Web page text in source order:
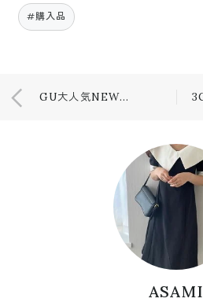
#購入品
GU大人気NEWスウェット❤️
ASAMI